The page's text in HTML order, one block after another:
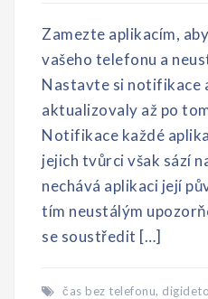
Zamezte aplikacím,
vašeho telefonu a
Nastavte si notifikace
aktualizovaly až po
Notifikace každé
jejich tvůrci však sází
nechává aplikaci její
tím neustálým
se soustředit […]
čas bez telefonu,